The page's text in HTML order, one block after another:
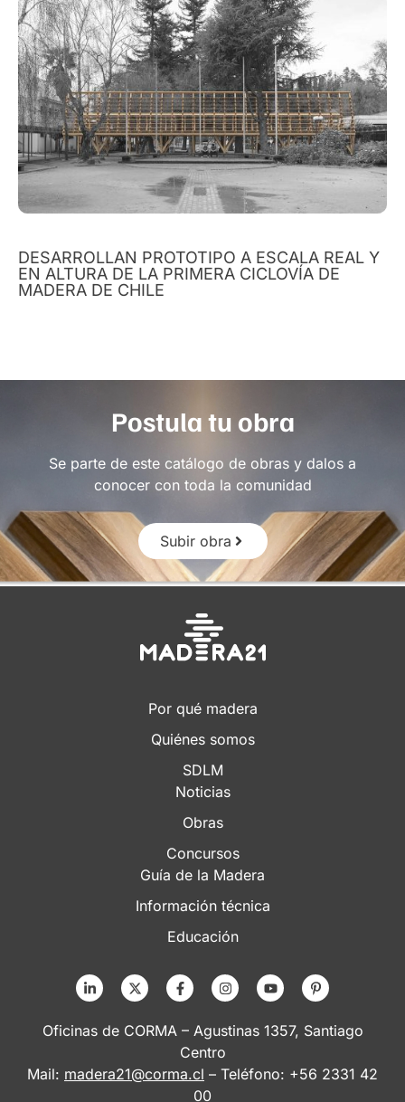
DESARROLLAN PROTOTIPO A ESCALA REAL Y
EN ALTURA DE LA PRIMERA CICLOVÍA DE
MADERA DE CHILE
Postula tu obra
Se parte de este catálogo de obras y dalos a
conocer con toda la comunidad
Subir obra
Por qué madera
Quiénes somos
SDLM
Noticias
Obras
Concursos
Guía de la Madera
Información técnica
Educación
Oficinas de CORMA – Agustinas 1357, Santiago
Centro
Mail: madera21@corma.cl – Teléfono: +56 2331 42
00